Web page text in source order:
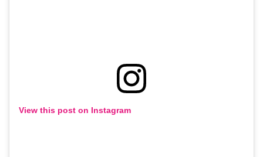
View this post on Instagram